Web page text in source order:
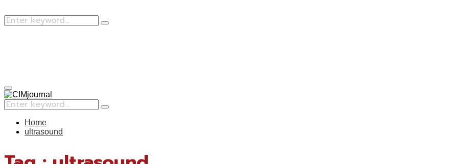
Search
Search
Primary
Menu
Search
for:
Search
Home
ultrasound